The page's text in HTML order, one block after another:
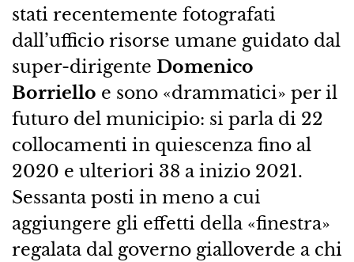
stati recentemente fotografati
dall’ufficio risorse umane guidato dal
super-dirigente Domenico
Borriello e sono «drammatici» per il
futuro del municipio: si parla di 22
collocamenti in quiescenza fino al
2020 e ulteriori 38 a inizio 2021.
Sessanta posti in meno a cui
aggiungere gli effetti della «finestra»
regalata dal governo gialloverde a chi